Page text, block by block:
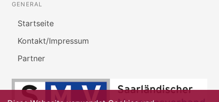
GENERAL
Startseite
Kontakt/Impressum
Partner